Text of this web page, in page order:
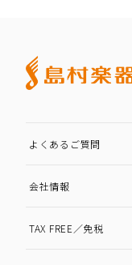
よくあるご質問
会社情報
TAX FREE／免税